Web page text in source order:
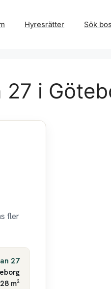
Hyresrätter Sök
i
fler
27
m²